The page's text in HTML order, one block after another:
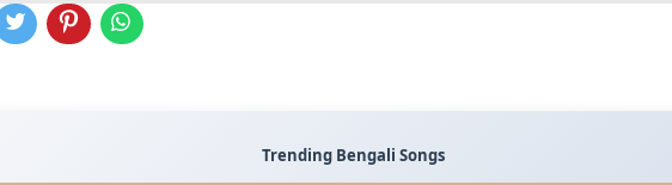
Trending Bengali Songs